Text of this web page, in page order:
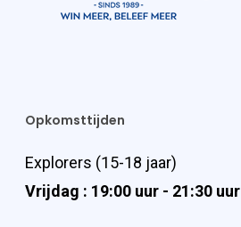
Opkomsttijden
Explorers (15-18 jaar)
Vrijdag : 19:00 uur - 21:30 uur